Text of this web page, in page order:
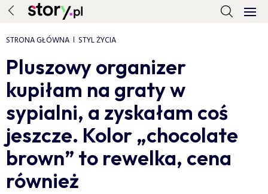
STRONA GŁÓWNA STYL ŻYCIA
Pluszowy organizer
kupiłam na graty w
sypialni, a zyskałam coś
jeszcze. Kolor „chocolate
brown” to rewelka, cena
również